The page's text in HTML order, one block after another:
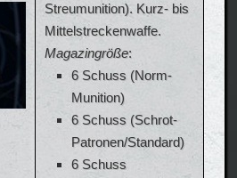
Streumunition). Kurz- bis
Mittelstreckenwaffe.
Magazingröße:
6 Schuss (Norm-
Munition)
6 Schuss (Schrot-
Patronen/Standard)
6 Schuss